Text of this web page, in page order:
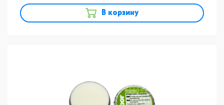
В корзину